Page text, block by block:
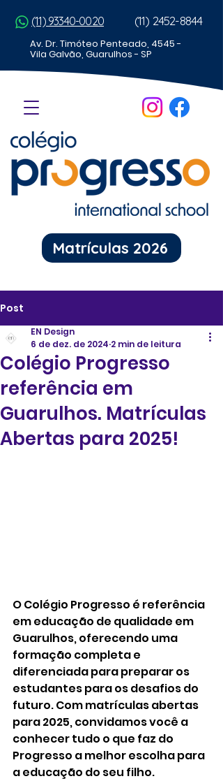
(11) 93340-0020 (11) 2452-8844
Av. Dr. Timóteo Penteado, 4545 -
Vila Galvão, Guarulhos - SP
Matrículas 2026
Post
Colégio Progresso
referência em
Guarulhos. Matrículas
Abertas para 2025!
EN Design
6 de dez. de 2024 2 min de leitura
O Colégio Progresso é referência
em educação de qualidade em
Guarulhos, oferecendo uma
formação completa e
diferenciada para preparar os
estudantes para os desafios do
futuro. Com matrículas abertas
para 2025, convidamos você a
conhecer tudo o que faz do
Progresso a melhor escolha para
a educação do seu filho.